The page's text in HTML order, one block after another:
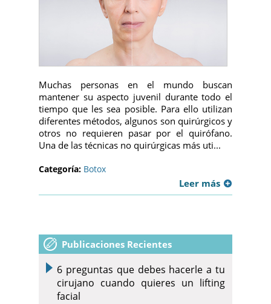
Muchas personas en el mundo buscan
mantener su aspecto juvenil durante todo el
tiempo que les sea posible. Para ello utilizan
diferentes métodos, algunos son quirúrgicos y
otros no requieren pasar por el quirófano.
Una de las técnicas no quirúrgicas más uti...
Categoría: Botox
Leer más
Publicaciones Recientes
6 preguntas que debes hacerle a tu
cirujano cuando quieres un lifting
facial